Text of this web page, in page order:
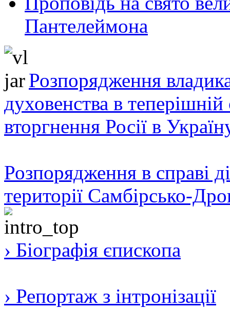
Пантелеймона
Розпорядження
духовенства в теперішній
вторгнення Росії в
Розпорядження в справі
території Самбірсько-
› Біографія єпископа
› Репортаж з інтронізації